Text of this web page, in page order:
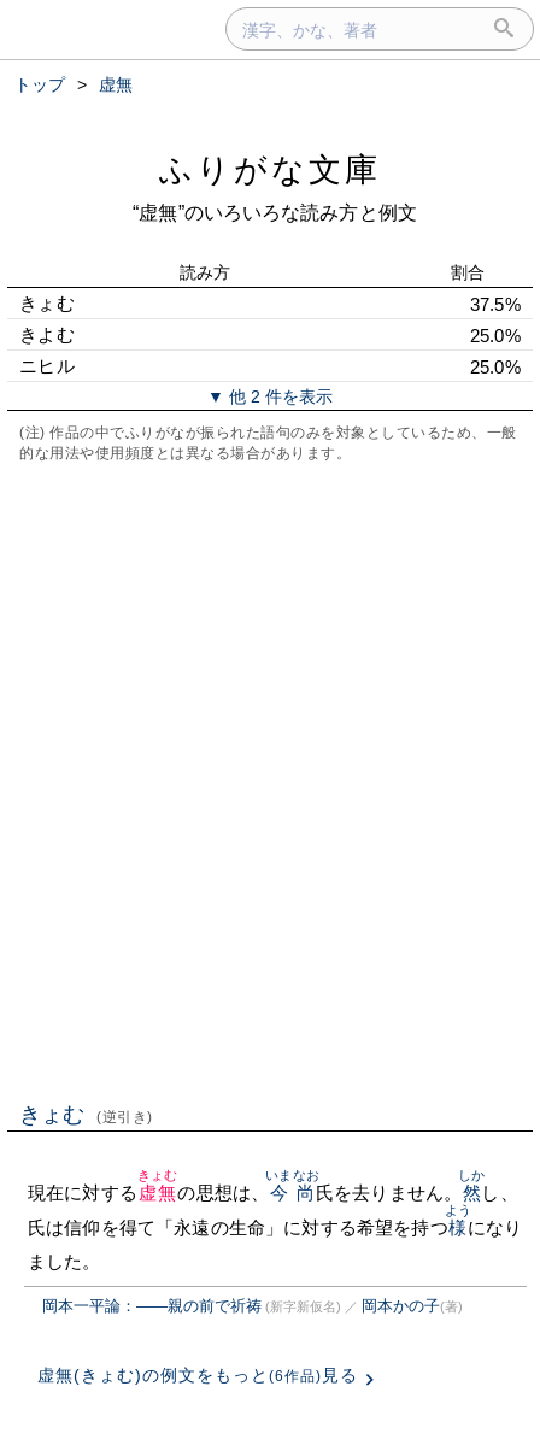
トップ > 虚無
ふりがな文庫
“虚無”のいろいろな読み方と例文
読み方 割合
きょむ
37.5%
きよむ
25.0%
ニヒル
25.0%
▼ 他 2 件を表示
(注) 作品の中でふりがなが振られた語句のみを対象としているため、一般
的な用法や使用頻度とは異なる場合があります。
きょむ (逆引き)
現在に対する 虚無
きょむ
の思想は、 今尚
いまなお
氏を去りません。 然
しか
し、
氏は信仰を得て「永遠の生命」に対する希望を持つ様
よう
になり
ました。
岡本一平論：――親の前で祈祷 (新字新仮名) ／ 岡本かの子(著)
虚無(きょむ)の例文をもっと (6作品) 見る